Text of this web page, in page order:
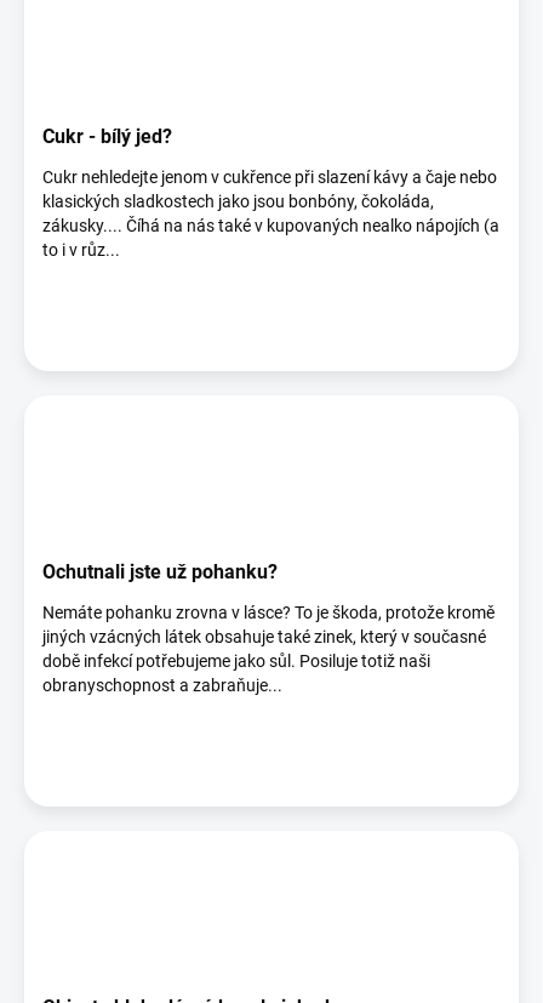
Cukr - bílý jed?
Cukr nehledejte jenom v cukřence při slazení kávy a čaje nebo
klasických sladkostech jako jsou bonbóny, čokoláda,
zákusky.... Číhá na nás také v kupovaných nealko nápojích (a
to i v růz...
Ochutnali jste už pohanku?
Nemáte pohanku zrovna v lásce? To je škoda, protože kromě
jiných vzácných látek obsahuje také zinek, který v současné
době infekcí potřebujeme jako sůl. Posiluje totiž naši
obranyschopnost a zabraňuje...